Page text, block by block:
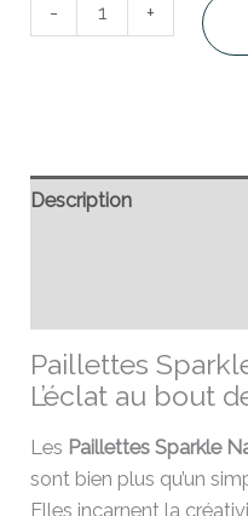
- +
Description
Paillettes
L’éclat au bout
Les Paillettes Sparkle
sont bien plus qu’un
Elles incarnent la